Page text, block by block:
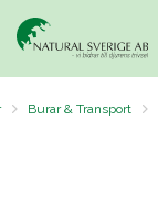
Burar & Transport